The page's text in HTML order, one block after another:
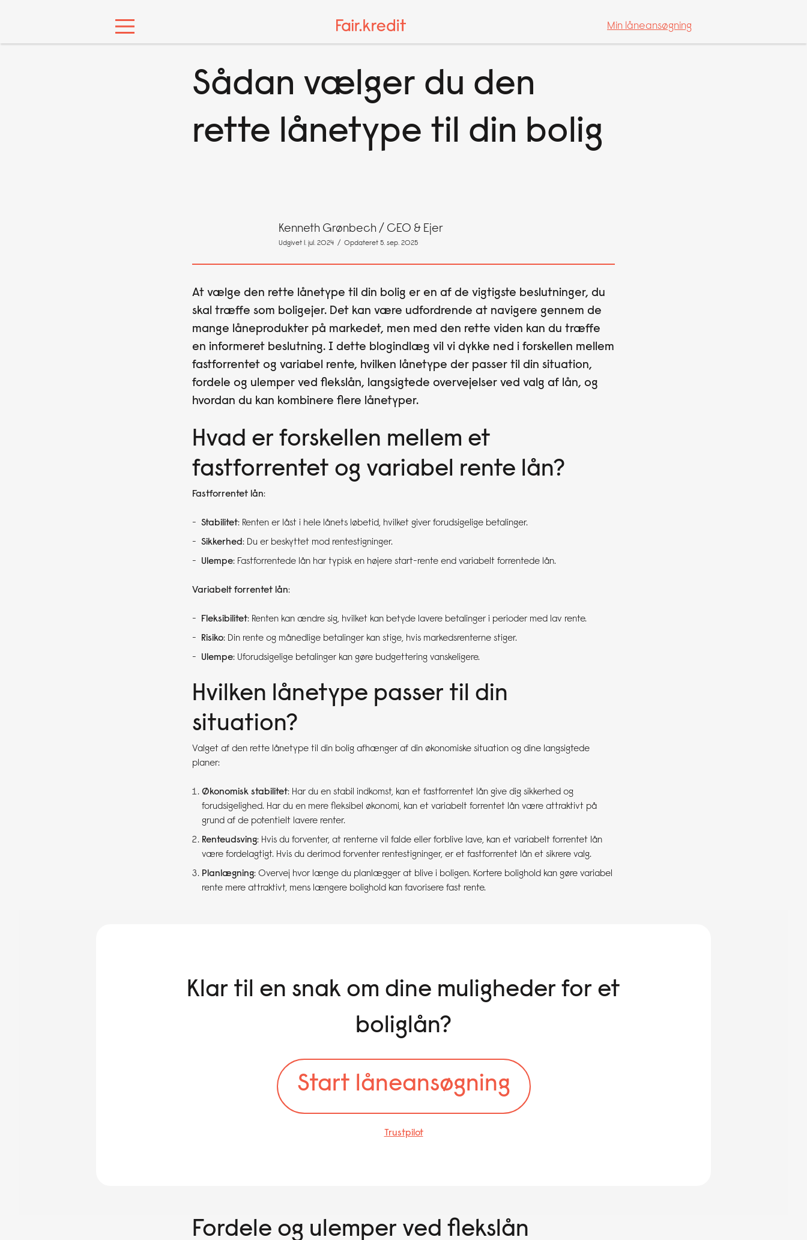
Min låneansøgning
Min låneansøgning
Sådan vælger du den
rette lånetype til din bolig
Kenneth Grønbech / CEO & Ejer
Udgivet 1. jul. 2024 / Opdateret 5. sep. 2025
At vælge den rette lånetype til din bolig er en af de vigtigste beslutninger, du
skal træffe som boligejer. Det kan være udfordrende at navigere gennem de
mange låneprodukter på markedet, men med den rette viden kan du træffe
en informeret beslutning. I dette blogindlæg vil vi dykke ned i forskellen mellem
fastforrentet og variabel rente, hvilken lånetype der passer til din situation,
fordele og ulemper ved flekslån, langsigtede overvejelser ved valg af lån, og
hvordan du kan kombinere flere lånetyper.
Hvad er forskellen mellem et
fastforrentet og variabel rente lån?
Fastforrentet lån:
Stabilitet: Renten er låst i hele lånets løbetid, hvilket giver forudsigelige betalinger.
Sikkerhed: Du er beskyttet mod rentestigninger.
Ulempe: Fastforrentede lån har typisk en højere start-rente end variabelt forrentede lån.
Variabelt forrentet lån:
Fleksibilitet: Renten kan ændre sig, hvilket kan betyde lavere betalinger i perioder med lav rente.
Risiko: Din rente og månedlige betalinger kan stige, hvis markedsrenterne stiger.
Ulempe: Uforudsigelige betalinger kan gøre budgettering vanskeligere.
Hvilken lånetype passer til din
situation?
Valget af den rette lånetype til din bolig afhænger af din økonomiske situation og dine langsigtede
planer:
Økonomisk stabilitet: Har du en stabil indkomst, kan et fastforrentet lån give dig sikkerhed og
forudsigelighed. Har du en mere fleksibel økonomi, kan et variabelt forrentet lån være attraktivt på
grund af de potentielt lavere renter.
Renteudsving: Hvis du forventer, at renterne vil falde eller forblive lave, kan et variabelt forrentet lån
være fordelagtigt. Hvis du derimod forventer rentestigninger, er et fastforrentet lån et sikrere valg.
Planlægning: Overvej hvor længe du planlægger at blive i boligen. Kortere bolighold kan gøre variabel
rente mere attraktivt, mens længere bolighold kan favorisere fast rente.
Klar til en snak om dine muligheder for et
boliglån?
Start låneansøgning
Trustpilot
Fordele og ulemper ved flekslån